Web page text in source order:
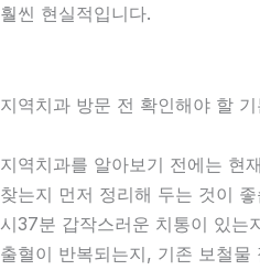
훨씬 현실적입니다.
지역치과 방문 전 확인해야 할
지역치과를 알아보기 전에는 현
찾는지 먼저 정리해 두는 것이
시37분 갑작스러운 치통이 있는
출혈이 반복되는지, 기존 보철